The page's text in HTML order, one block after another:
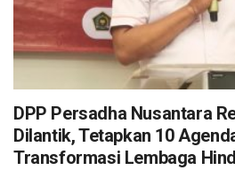
DPP Persadha Nusantara
Dilantik, Tetapkan 10
Transformasi Lembaga